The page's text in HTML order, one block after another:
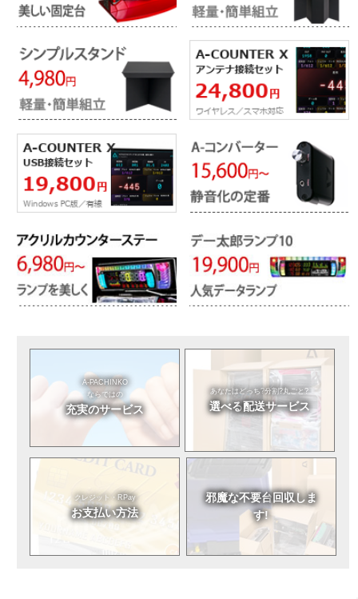
A-PACHINKO
ならではの
充実のサービス
あなたはどっち?分割?丸ごと?
選べる配送サービス
クレジット・RPay
お支払い方法
邪魔な不要台回収しま
す!